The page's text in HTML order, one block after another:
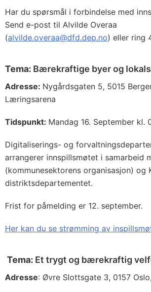
Har du spørsmål i forbindelse med
Send e-post til Alvilde Overaa
(alvilde.overaa@dfd.dep.no) eller ring
Tema: Bærekraftige byer og
Adresse: Nygårdsgaten 5, 5015
Læringsarena
Tidspunkt: Mandag 16. September kl.
Digitaliserings- og
arrangerer innspillsmøtet i samarbeid
(kommunesektorens organisasjon) og
distriktsdepartementet.
Frist for påmelding er 12. september.
Her kan du se strømming av
Tema: Et trygt og bærekraftig
Adresse: Øvre Slottsgate 3, 0157